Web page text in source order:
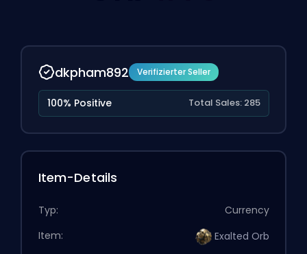
dkpham892 Verifizierter Seller
100% Positive Total Sales: 285
Item-Details
Typ:
Currency
Item:
Exalted Orb